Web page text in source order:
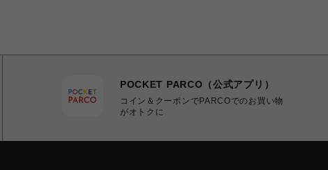
POCKET PARCO（公式アプリ）
コイン＆クーポンでPARCOでのお買い物
がオトクに